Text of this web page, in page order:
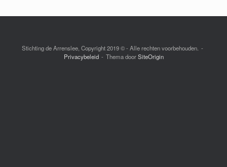
Stichting de Arrenslee, Copyright 2019 © - Alle rechten voorbehouden.
Privacybeleid
Thema doorSiteOrigin